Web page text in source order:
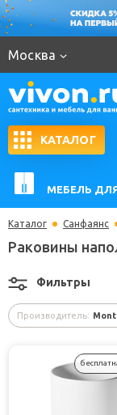
Москва
КАТАЛОГ
МЕБЕЛЬ
Каталог Санфаянс
Раковины
Производитель:
Фильтры